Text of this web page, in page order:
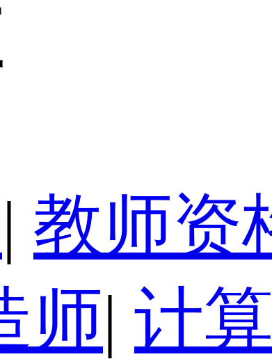
| 教师资
师| 计